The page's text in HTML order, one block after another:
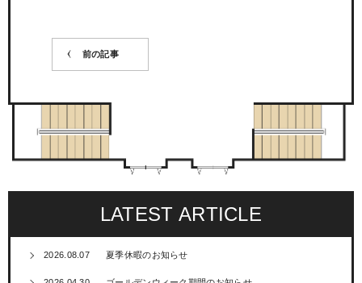
前の記事
LATEST ARTICLE
2026.08.07 夏季休暇のお知らせ